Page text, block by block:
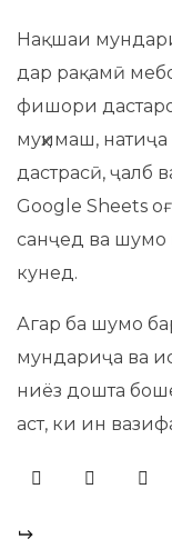
Нақшаи
дар рақамӣ
фишори дастаро
муҳимаш,
дастрасӣ, ҷалб
Google Sheets
санҷед ва шумо
кунед.
Агар ба шумо
мундариҷа ва
ниёз дошта
аст, ки ин